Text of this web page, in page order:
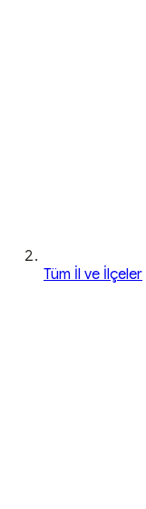
Tüm İl ve İlçeler